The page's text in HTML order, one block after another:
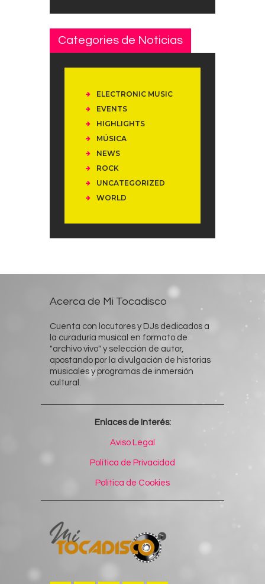
Categories de Noticias
ELECTRONIC MUSIC
EVENTS
HIGHLIGHTS
MÚSICA
NEWS
ROCK
UNCATEGORIZED
WORLD
Acerca de Mi Tocadisco
Cuenta con locutores y DJs dedicados a
la curaduría musical en formato de
"archivo vivo" y selección de autor,
apostando por la divulgación de historias
musicales y programas de inmersión
cultural.
Enlaces de Interés:
Aviso Legal
Política de Privacidad
Política de Cookies